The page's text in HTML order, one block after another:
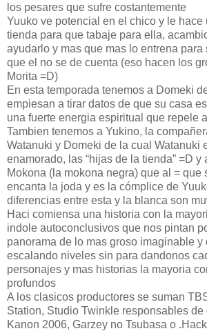
los pesares que sufre costantemente
Yuuko ve potencial en el chico y le hace
tienda para que tabaje para ella,
ayudarlo y mas que mas lo entrena para
que el no se de cuenta (eso hacen los
Morita =D)
En esta temporada tenemos a Domeki
empiesan a tirar datos de que su casa
una fuerte energia espiritual que repele
Tambien tenemos a Yukino, la
Watanuki y Domeki de la cual Watanuki
enamorado, las “hijas de la tienda” =D
Mokona (la mokona negra) que al = que
encanta la joda y es la cómplice de
diferencias entre esta y la blanca son
Haci comiensa una historia con la
indole autoconclusivos que nos pintan
panorama de lo mas groso imaginable y
escalando niveles sin para dandonos
personajes y mas historias la mayoria
profundos
A los clasicos productores se suman
Station, Studio Twinkle responsables
Kanon 2006, Garzey no Tsubasa o